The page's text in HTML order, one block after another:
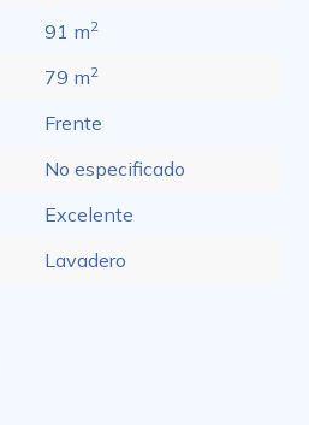
91 m2
79 m2
Frente
No especificado
Excelente
Lavadero